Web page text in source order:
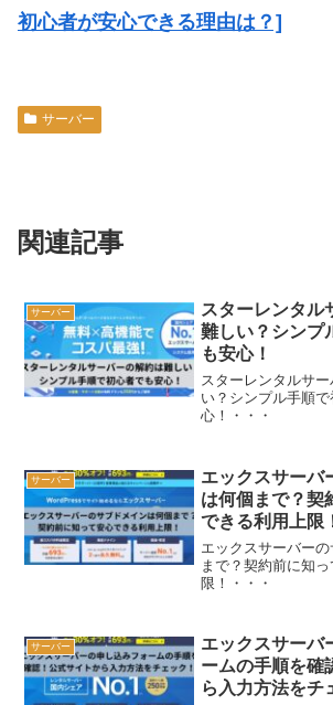
初心者が安心できる理由は？]
サーバー
関連記事
サーバー
スターレンタル
難しい？シンプ
も安心！
スターレンタルサ
い？シンプル手順
心！・・・
サーバー
エックスサーバ
は何個まで？契
できる利用上限
エックスサーバー
まで？契約前に知
限！・・・
サーバー
エックスサーバ
ームの手順を確
ら入力方法をチ